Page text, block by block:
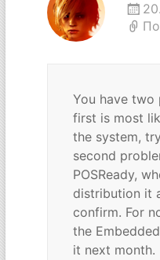
You have
first is most
the system, try
second
POSReady,
distribution it
confirm. For
the
it next month.